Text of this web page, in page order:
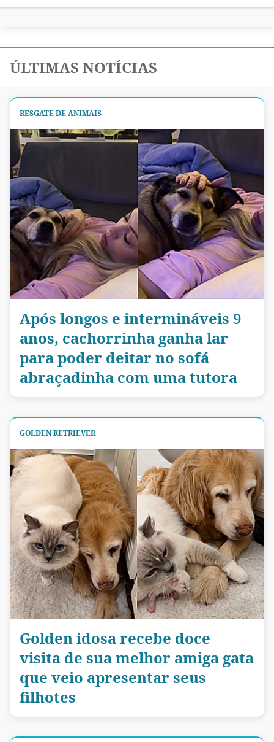
ÚLTIMAS NOTÍCIAS
RESGATE DE ANIMAIS
Após longos e intermináveis 9
anos, cachorrinha ganha lar
para poder deitar no sofá
abraçadinha com uma tutora
GOLDEN RETRIEVER
Golden idosa recebe doce
visita de sua melhor amiga gata
que veio apresentar seus
filhotes